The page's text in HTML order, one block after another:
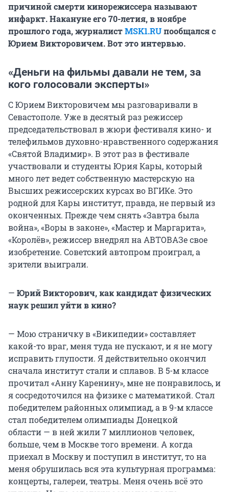
причиной смерти кинорежиссера называют
инфаркт. Накануне его 70-летия, в ноябре
прошлого года, журналистMSK1.RUпообщался с
Юрием Викторовичем. Вот это интервью.
«Деньги на фильмы давали не тем, за
кого голосовали эксперты»
С Юрием Викторовичем мы разговаривали в
Севастополе. Уже в десятый раз режиссер
председательствовал в жюри фестиваля кино- и
телефильмов духовно-нравственного содержания
«Святой Владимир». В этот раз в фестивале
участвовали и студенты Юрия Кары, который
много лет ведет собственную мастерскую на
Высших режиссерских курсах во ВГИКе. Это
родной для Кары институт, правда, не первый из
оконченных. Прежде чем снять «Завтра была
война», «Воры в законе», «Мастер и Маргарита»,
«Королёв», режиссер внедрял на АВТОВАЗе свое
изобретение. Советский автопром проиграл, а
зрители выиграли.
— Юрий Викторович, как кандидат физических
наук решил уйти в кино?
— Мою страничку в «Википедии» составляет
какой-то враг, меня туда не пускают, и я не могу
исправить глупости. Я действительно окончил
сначала институт стали и сплавов. В 5-м классе
прочитал «Анну Каренину», мне не понравилось, и
я сосредоточился на физике с математикой. Стал
победителем районных олимпиад, а в 9-м классе
стал победителем олимпиады Донецкой
области — в ней жили 7 миллионов человек,
больше, чем в Москве того времени. А когда
приехал в Москву и поступил в институт, то на
меня обрушилась вся эта культурная программа:
концерты, галереи, театры. Меня очень всё это